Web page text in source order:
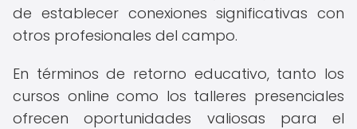
de establecer conexiones significativas con
otros profesionales del campo.
En términos de retorno educativo, tanto los
cursos online como los talleres presenciales
ofrecen oportunidades valiosas para el